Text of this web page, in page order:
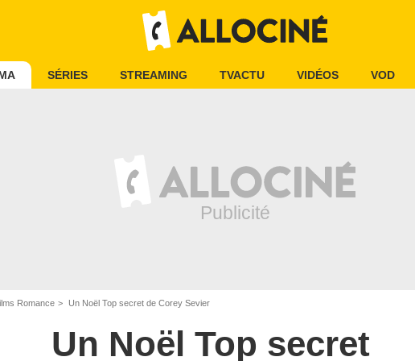
SÉRIES STREAMING TVACTU VIDÉOS VOD
Romance Un Noël Top secret de Corey Sevier
Un Noël Top secret